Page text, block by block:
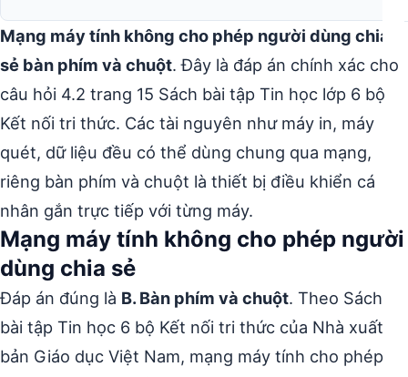
Mạng máy tính không cho phép người dùng chia
sẻ bàn phím và chuột. Đây là đáp án chính xác cho
câu hỏi 4.2 trang 15 Sách bài tập Tin học lớp 6 bộ
Kết nối tri thức. Các tài nguyên như máy in, máy
quét, dữ liệu đều có thể dùng chung qua mạng,
riêng bàn phím và chuột là thiết bị điều khiển cá
nhân gắn trực tiếp với từng máy.
Mạng máy tính không cho phép người
dùng chia sẻ
Đáp án đúng là B. Bàn phím và chuột. Theo Sách
bài tập Tin học 6 bộ Kết nối tri thức của Nhà xuất
bản Giáo dục Việt Nam, mạng máy tính cho phép